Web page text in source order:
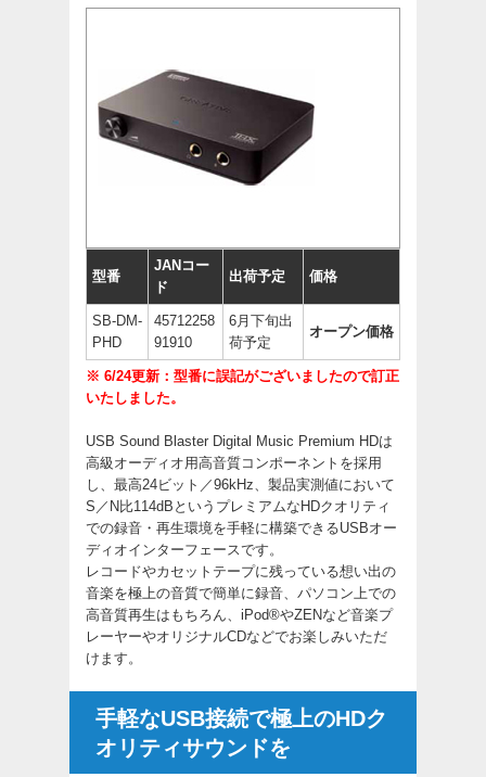
型番
JANコー
ド
出荷予定 価格
SB-DM-
PHD
45712258
91910
6月下旬出
荷予定
オープン価格
※ 6/24更新：型番に誤記がございましたので訂正
いたしました。
USB Sound Blaster Digital Music Premium HDは
高級オーディオ用高音質コンポーネントを採用
し、最高24ビット／96kHz、製品実測値において
S／N比114dBというプレミアムなHDクオリティ
での録音・再生環境を手軽に構築できるUSBオー
ディオインターフェースです。
レコードやカセットテープに残っている想い出の
音楽を極上の音質で簡単に録音、パソコン上での
高音質再生はもちろん、iPod®やZENなど音楽プ
レーヤーやオリジナルCDなどでお楽しみいただ
けます。
手軽なUSB接続で極上のHDク
オリティサウンドを